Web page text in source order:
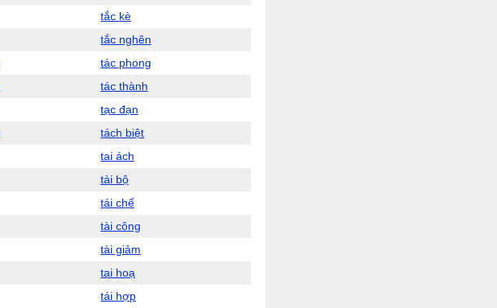
tắc kè
tắc nghẽn
tác phong
tác thành
tạc đạn
tách biệt
tai ách
tài bộ
tái chế
tài công
tài giảm
tai hoạ
tái hợp